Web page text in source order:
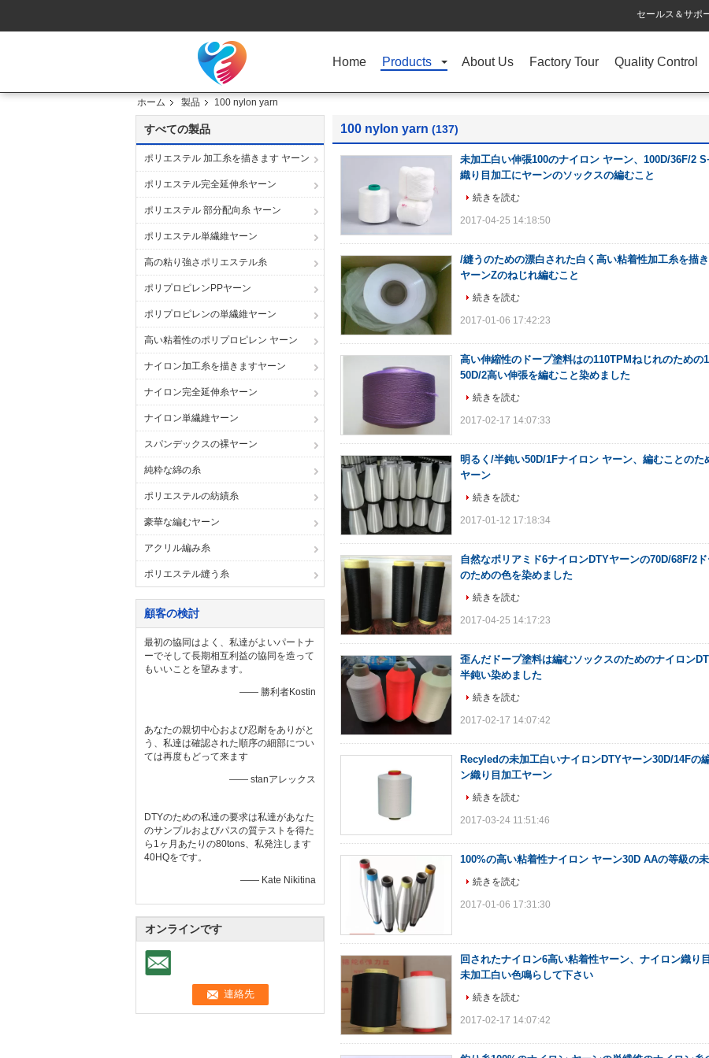
セールス＆サポ
Home Products About Us Factory Tour Quality Control
ホーム 製品 100 nylon yarn
すべての製品
ポリエステル 加工糸を描きます ヤーン
ポリエステル完全延伸糸ヤーン
ポリエステル 部分配向糸 ヤーン
ポリエステル単繊維ヤーン
高の粘り強さポリエステル糸
ポリプロピレンPPヤーン
ポリプロピレンの単繊維ヤーン
高い粘着性のポリプロピレン ヤーン
ナイロン加工糸を描きますヤーン
ナイロン完全延伸糸ヤーン
ナイロン単繊維ヤーン
スパンデックスの裸ヤーン
純粋な綿の糸
ポリエステルの紡績糸
豪華な編むヤーン
アクリル編み糸
ポリエステル縫う糸
顧客の検討
最初の協同はよく、私達がよいパートナ
ーでそして長期相互利益の協同を造って
もいいことを望みます。
—— 勝利者Kostin
あなたの親切中心および忍耐をありがと
う、私達は確認された順序の細部につい
ては再度もどって来ます
—— stanアレックス
DTYのための私達の要求は私達があなた
のサンプルおよびパスの質テストを得た
ら1ヶ月あたりの80tons、私発注します
40HQをです。
—— Kate Nikitina
オンラインです
100 nylon yarn (137)
未加工白い伸張100のナイロン ヤーン、100D/36F/2
織り目加工にヤーンのソックスの編むこと
続きを読む
2017-04-25 14:18:50
/縫うのための漂白された白く高い粘着性加工糸を描
ヤーンZのねじれ編むこと
続きを読む
2017-01-06 17:42:23
高い伸縮性のドープ塗料はの110TPMねじれのための
50D/2高い伸張を編むこと染めました
続きを読む
2017-02-17 14:07:33
明るく/半鈍い50D/1Fナイロン ヤーン、編むことのた
ヤーン
続きを読む
2017-01-12 17:18:34
自然なポリアミド6ナイロンDTYヤーンの70D/68F/2
のための色を染めました
続きを読む
2017-04-25 14:17:23
歪んだドープ塗料は編むソックスのためのナイロン
半鈍い染めました
続きを読む
2017-02-17 14:07:42
Recyledの未加工白いナイロンDTYヤーン30D/14Fの
ン織り目加工ヤーン
続きを読む
2017-03-24 11:51:46
100%の高い粘着性ナイロン ヤーン30D AAの等級の
続きを読む
2017-01-06 17:31:30
回されたナイロン6高い粘着性ヤーン、ナイロン織り
未加工白い色鳴らして下さい
続きを読む
2017-02-17 14:07:42